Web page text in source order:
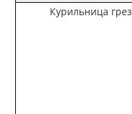
Курильница грез